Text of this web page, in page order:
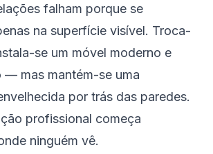
falham porque se
na superfície visível. Troca-
se um móvel moderno e
— mas mantém-se uma
por trás das paredes.
profissional começa
ninguém vê.